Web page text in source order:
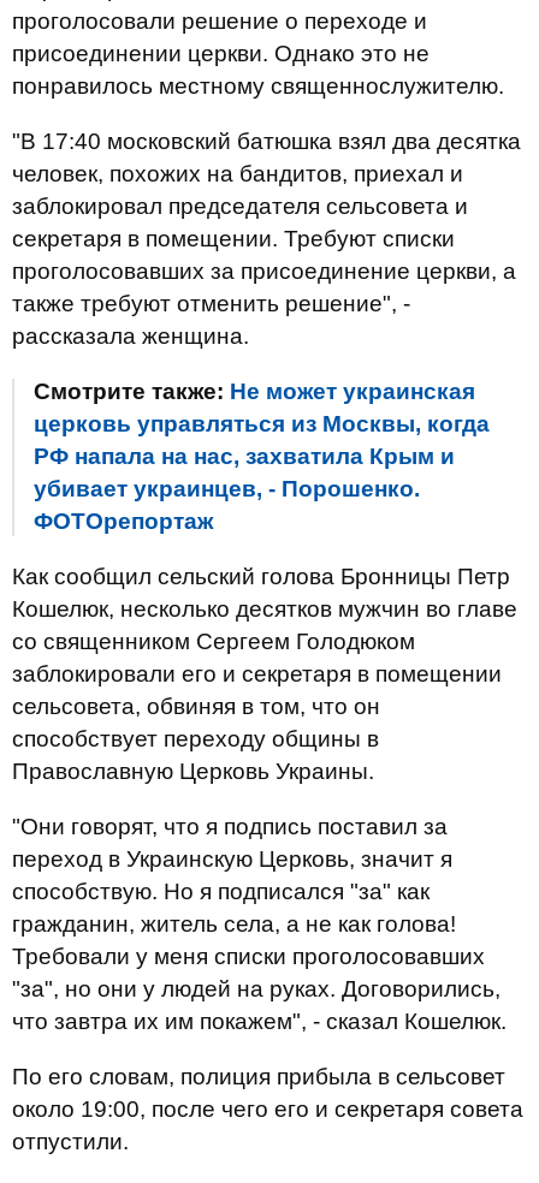
проголосовали решение о переходе и
присоединении церкви. Однако это не
понравилось местному священнослужителю.
"В 17:40 московский батюшка взял два десятка
человек, похожих на бандитов, приехал и
заблокировал председателя сельсовета и
секретаря в помещении. Требуют списки
проголосовавших за присоединение церкви, а
также требуют отменить решение", -
рассказала женщина.
Смотрите также: Не может украинская
церковь управляться из Москвы, когда
РФ напала на нас, захватила Крым и
убивает украинцев, - Порошенко.
ФОТОрепортаж
Как сообщил сельский голова Бронницы Петр
Кошелюк, несколько десятков мужчин во главе
со священником Сергеем Голодюком
заблокировали его и секретаря в помещении
сельсовета, обвиняя в том, что он
способствует переходу общины в
Православную Церковь Украины.
"Они говорят, что я подпись поставил за
переход в Украинскую Церковь, значит я
способствую. Но я подписался "за" как
гражданин, житель села, а не как голова!
Требовали у меня списки проголосовавших
"за", но они у людей на руках. Договорились,
что завтра их им покажем", - сказал Кошелюк.
По его словам, полиция прибыла в сельсовет
около 19:00, после чего его и секретаря совета
отпустили.